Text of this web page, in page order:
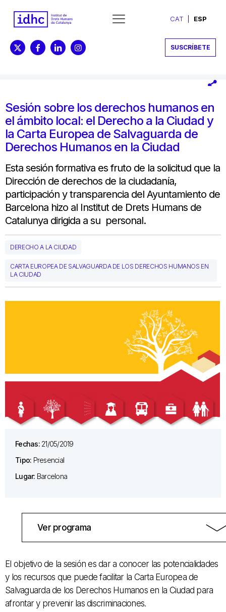
CAT ESP
SUSCRÍBETE
Sesión sobre los derechos humanos en
el ámbito local: el Derecho a la Ciudad y
la Carta Europea de Salvaguarda de
Derechos Humanos en la Ciudad
Esta sesión formativa es fruto de la solicitud que la
Dirección de derechos de la ciudadanía,
participación y transparencia del Ayuntamiento de
Barcelona hizo al Institut de Drets Humans de
Catalunya dirigida a su personal.
DERECHO A LA CIUDAD
CARTA EUROPEA DE SALVAGUARDA DE LOS DERECHOS HUMANOS EN
LA CIUDAD
Fechas: 21/05/2019
Tipo: Presencial
Lugar: Barcelona
Ver programa
El objetivo de la sesión es dar a conocer las potencialidades
y los recursos que puede facilitar la Carta Europea de
Salvaguarda de los Derechos Humanos en la Ciudad para
afrontar y prevenir las discriminaciones.